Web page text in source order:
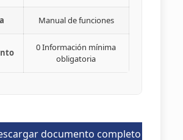
Manual de funciones
0 Información mínima
obligatoria
documento completo